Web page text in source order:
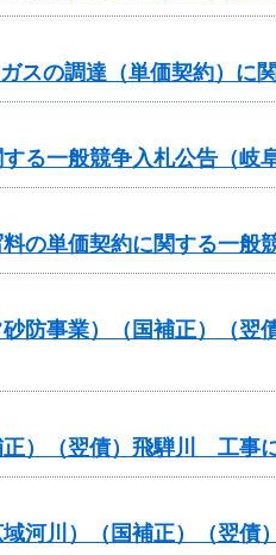
スの調達（単価契約）に
る一般競争入札公告（岐
の単価契約に関する一般
防事業）（国補正）（
）（翌債）飛騨川 工事
河川）（国補正）（翌